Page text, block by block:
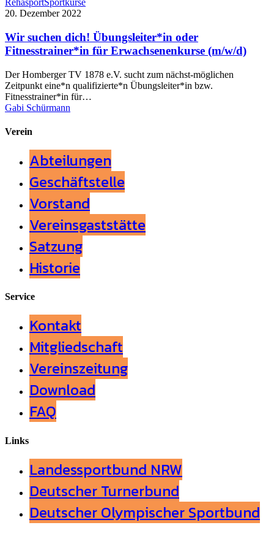
RehasportSportkurse
20. Dezember 2022
Wir suchen dich! Übungsleiter*in oder
Fitnesstrainer*in für Erwachsenenkurse (m/w/d)
Der Homberger TV 1878 e.V. sucht zum nächst-möglichen
Zeitpunkt eine*n qualifizierte*n Übungsleiter*in bzw.
Fitnesstrainer*in für…
Gabi Schürmann
Verein
Abteilungen
Geschäftstelle
Vorstand
Vereinsgaststätte
Satzung
Historie
Service
Kontakt
Mitgliedschaft
Vereinszeitung
Download
FAQ
Links
Landessportbund NRW
Deutscher Turnerbund
Deutscher Olympischer Sportbund